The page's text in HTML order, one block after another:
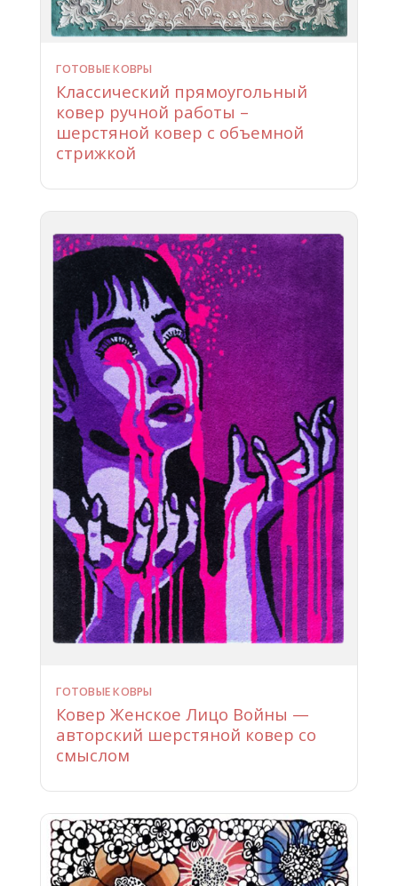
ГОТОВЫЕ КОВРЫ
Классический прямоугольный
ковер ручной работы –
шерстяной ковер с объемной
стрижкой
ГОТОВЫЕ КОВРЫ
Ковер Женское Лицо Войны —
авторский шерстяной ковер со
смыслом